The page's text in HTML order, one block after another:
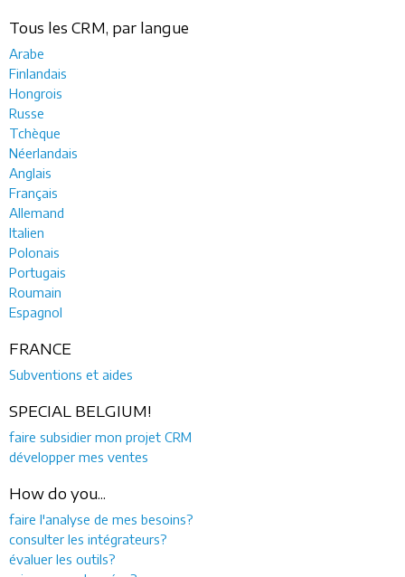
Tous les CRM, par langue
Arabe
Finlandais
Hongrois
Russe
Tchèque
Néerlandais
Anglais
Français
Allemand
Italien
Polonais
Portugais
Roumain
Espagnol
FRANCE
Subventions et aides
SPECIAL BELGIUM!
faire subsidier mon projet CRM
développer mes ventes
How do you...
faire l'analyse de mes besoins?
consulter les intégrateurs?
évaluer les outils?